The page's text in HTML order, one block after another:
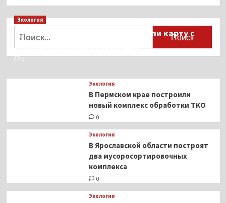
Экология
Для автомобилистов разработали карту с
пунктами приёма старых шин
0
Экология
В Пермском крае построили
новый комплекс обработки ТКО
0
Экология
В Ярославской области построят
два мусоросортировочных
комплекса
0
Экология